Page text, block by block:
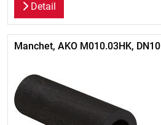
Detail
Manchet, AKO M010.03HK, DN10